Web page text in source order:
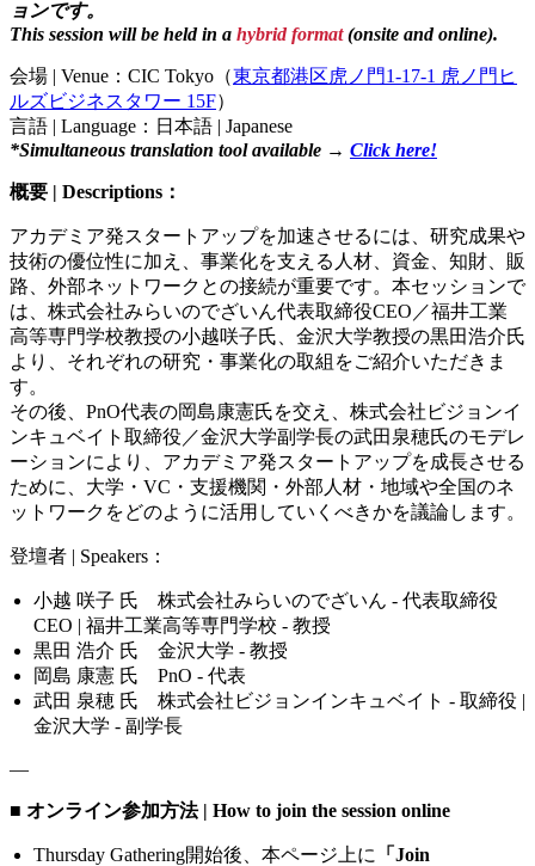
ョンです。
This session will be held in a hybrid format(onsite and online).
会場 | Venue：CIC Tokyo（東京都港区虎ノ門1-17-1 虎ノ門ヒ
ルズビジネスタワー 15F）
言語 | Language：日本語 | Japanese
*Simultaneous translation tool available → Click here!
概要 | Descriptions：
アカデミア発スタートアップを加速させるには、研究成果や
技術の優位性に加え、事業化を支える人材、資金、知財、販
路、外部ネットワークとの接続が重要です。本セッションで
は、株式会社みらいのでざいん代表取締役CEO／福井工業
高等専門学校教授の小越咲子氏、金沢大学教授の黒田浩介氏
より、それぞれの研究・事業化の取組をご紹介いただきま
す。
その後、PnO代表の岡島康憲氏を交え、株式会社ビジョンイ
ンキュベイト取締役／金沢大学副学長の武田泉穂氏のモデレ
ーションにより、アカデミア発スタートアップを成長させる
ために、大学・VC・支援機関・外部人材・地域や全国のネ
ットワークをどのように活用していくべきかを議論します。
登壇者 | Speakers：
小越 咲子 氏 株式会社みらいのでざいん - 代表取締役
CEO | 福井工業高等専門学校 - 教授
黒田 浩介 氏 金沢大学 - 教授
岡島 康憲 氏 PnO - 代表
武田 泉穂 氏 株式会社ビジョンインキュベイト - 取締役 |
金沢大学 - 副学長
—
■ オンライン参加方法 | How to join the session online
Thursday Gathering開始後、本ページ上に
「Join